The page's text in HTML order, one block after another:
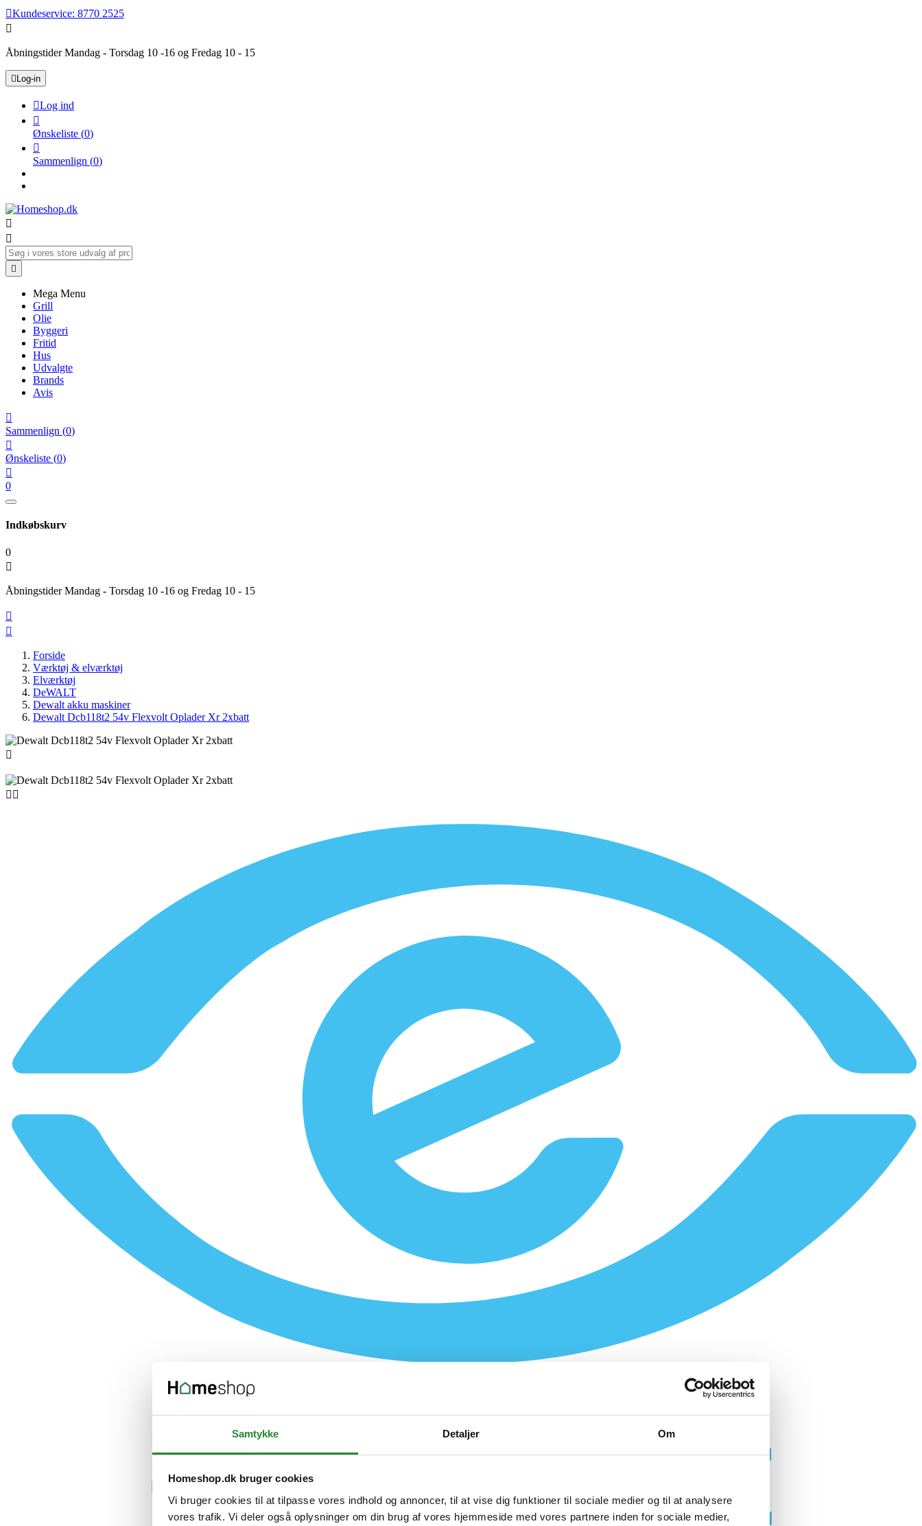
Samtykke Detaljer Om
Homeshop.dk bruger cookies
Vi bruger cookies til at tilpasse vores indhold og annoncer, til at vise dig funktioner til sociale medier og til at analysere
vores trafik. Vi deler også oplysninger om din brug af vores hjemmeside med vores partnere inden for sociale medier,
Kundeservice: 8770 2525

Åbningstider Mandag - Torsdag 10 -16 og Fredag 10 - 15
 Log-in
Log ind

Ønskeliste (0)

Sammenlign (0)



Mega Menu
Grill
Olie
Byggeri
Fritid
Hus
Udvalgte
Brands
Avis

Sammenlign (0)

Ønskeliste (0)

0
Indkøbskurv
0

Åbningstider Mandag - Torsdag 10 -16 og Fredag 10 - 15


Forside
Værktøj & elværktøj
Elværktøj
DeWALT
Dewalt akku maskiner
Dewalt Dcb118t2 54v Flexvolt Oplader Xr 2xbatt

 